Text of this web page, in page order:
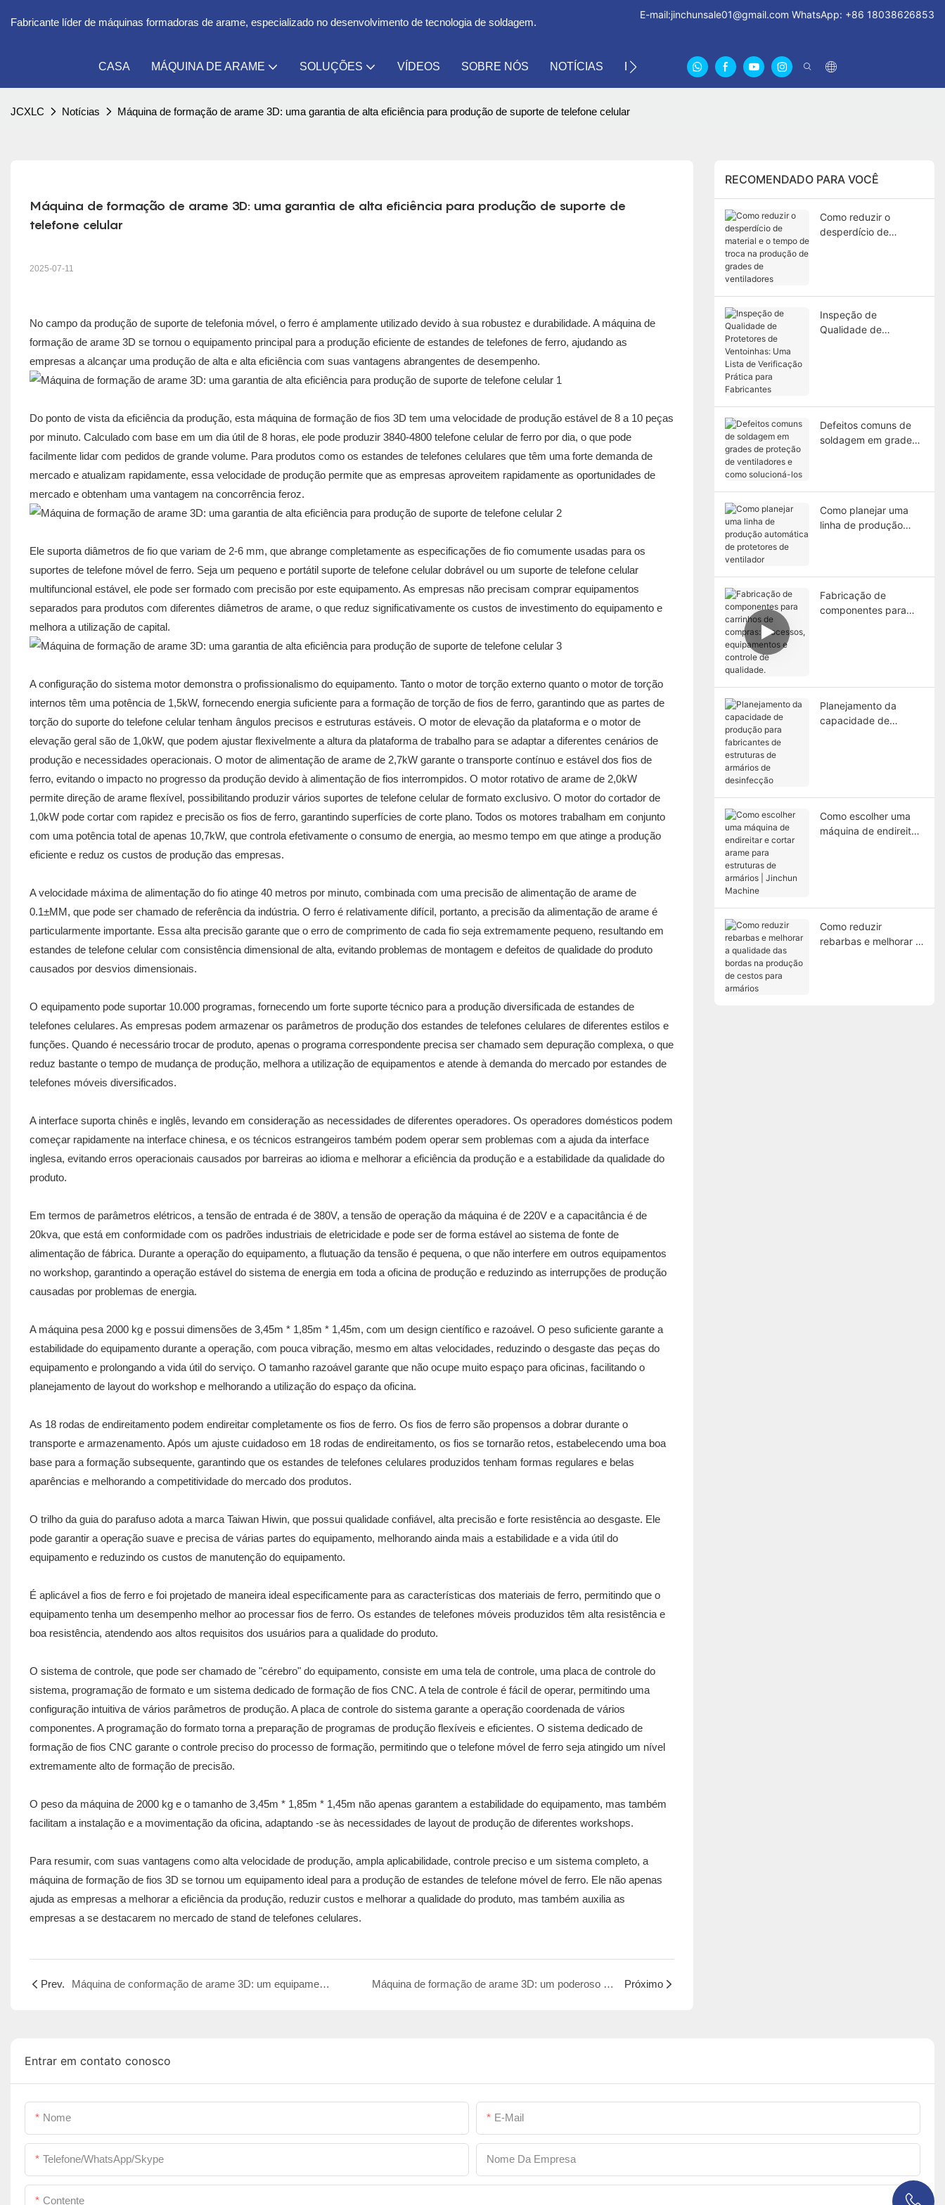
Fabricante líder de máquinas formadoras de arame, especializado no desenvolvimento de tecnologia de soldagem.
E-mail:jinchunsale01@gmail.com WhatsApp: +86 18038626853
CASA MÁQUINA DE ARAME SOLUÇÕES VÍDEOS SOBRE NÓS NOTÍCIAS ENTRE EM CONTATO CONOSCO SOBRE NÓS
JCXLC Notícias Máquina de formação de arame 3D: uma garantia de alta eficiência para produção de suporte de telefone celular
Máquina de formação de arame 3D: uma garantia de alta eficiência para produção de suporte de
telefone celular
2025-07-11
No campo da produção de suporte de telefonia móvel, o ferro é amplamente utilizado devido à sua robustez e durabilidade. A máquina de
formação de arame 3D se tornou o equipamento principal para a produção eficiente de estandes de telefones de ferro, ajudando as
empresas a alcançar uma produção de alta e alta eficiência com suas vantagens abrangentes de desempenho.
Do ponto de vista da eficiência da produção, esta máquina de formação de fios 3D tem uma velocidade de produção estável de 8 a 10 peças
por minuto. Calculado com base em um dia útil de 8 horas, ele pode produzir 3840-4800 telefone celular de ferro por dia, o que pode
facilmente lidar com pedidos de grande volume. Para produtos como os estandes de telefones celulares que têm uma forte demanda de
mercado e atualizam rapidamente, essa velocidade de produção permite que as empresas aproveitem rapidamente as oportunidades de
mercado e obtenham uma vantagem na concorrência feroz.
Ele suporta diâmetros de fio que variam de 2-6 mm, que abrange completamente as especificações de fio comumente usadas para os
suportes de telefone móvel de ferro. Seja um pequeno e portátil suporte de telefone celular dobrável ou um suporte de telefone celular
multifuncional estável, ele pode ser formado com precisão por este equipamento. As empresas não precisam comprar equipamentos
separados para produtos com diferentes diâmetros de arame, o que reduz significativamente os custos de investimento do equipamento e
melhora a utilização de capital.
A configuração do sistema motor demonstra o profissionalismo do equipamento. Tanto o motor de torção externo quanto o motor de torção
internos têm uma potência de 1,5kW, fornecendo energia suficiente para a formação de torção de fios de ferro, garantindo que as partes de
torção do suporte do telefone celular tenham ângulos precisos e estruturas estáveis. O motor de elevação da plataforma e o motor de
elevação geral são de 1,0kW, que podem ajustar flexivelmente a altura da plataforma de trabalho para se adaptar a diferentes cenários de
produção e necessidades operacionais. O motor de alimentação de arame de 2,7kW garante o transporte contínuo e estável dos fios de
ferro, evitando o impacto no progresso da produção devido à alimentação de fios interrompidos. O motor rotativo de arame de 2,0kW
permite direção de arame flexível, possibilitando produzir vários suportes de telefone celular de formato exclusivo. O motor do cortador de
1,0kW pode cortar com rapidez e precisão os fios de ferro, garantindo superfícies de corte plano. Todos os motores trabalham em conjunto
com uma potência total de apenas 10,7kW, que controla efetivamente o consumo de energia, ao mesmo tempo em que atinge a produção
eficiente e reduz os custos de produção das empresas.
A velocidade máxima de alimentação do fio atinge 40 metros por minuto, combinada com uma precisão de alimentação de arame de
0.1±MM, que pode ser chamado de referência da indústria. O ferro é relativamente difícil, portanto, a precisão da alimentação de arame é
particularmente importante. Essa alta precisão garante que o erro de comprimento de cada fio seja extremamente pequeno, resultando em
estandes de telefone celular com consistência dimensional de alta, evitando problemas de montagem e defeitos de qualidade do produto
causados ​​por desvios dimensionais.
O equipamento pode suportar 10.000 programas, fornecendo um forte suporte técnico para a produção diversificada de estandes de
telefones celulares. As empresas podem armazenar os parâmetros de produção dos estandes de telefones celulares de diferentes estilos e
funções. Quando é necessário trocar de produto, apenas o programa correspondente precisa ser chamado sem depuração complexa, o que
reduz bastante o tempo de mudança de produção, melhora a utilização de equipamentos e atende à demanda do mercado por estandes de
telefones móveis diversificados.
A interface suporta chinês e inglês, levando em consideração as necessidades de diferentes operadores. Os operadores domésticos podem
começar rapidamente na interface chinesa, e os técnicos estrangeiros também podem operar sem problemas com a ajuda da interface
inglesa, evitando erros operacionais causados ​​por barreiras ao idioma e melhorar a eficiência da produção e a estabilidade da qualidade do
produto.
Em termos de parâmetros elétricos, a tensão de entrada é de 380V, a tensão de operação da máquina é de 220V e a capacitância é de
20kva, que está em conformidade com os padrões industriais de eletricidade e pode ser de forma estável ao sistema de fonte de
alimentação de fábrica. Durante a operação do equipamento, a flutuação da tensão é pequena, o que não interfere em outros equipamentos
no workshop, garantindo a operação estável do sistema de energia em toda a oficina de produção e reduzindo as interrupções de produção
causadas por problemas de energia.
A máquina pesa 2000 kg e possui dimensões de 3,45m * 1,85m * 1,45m, com um design científico e razoável. O peso suficiente garante a
estabilidade do equipamento durante a operação, com pouca vibração, mesmo em altas velocidades, reduzindo o desgaste das peças do
equipamento e prolongando a vida útil do serviço. O tamanho razoável garante que não ocupe muito espaço para oficinas, facilitando o
planejamento de layout do workshop e melhorando a utilização do espaço da oficina.
As 18 rodas de endireitamento podem endireitar completamente os fios de ferro. Os fios de ferro são propensos a dobrar durante o
transporte e armazenamento. Após um ajuste cuidadoso em 18 rodas de endireitamento, os fios se tornarão retos, estabelecendo uma boa
base para a formação subsequente, garantindo que os estandes de telefones celulares produzidos tenham formas regulares e belas
aparências e melhorando a competitividade do mercado dos produtos.
O trilho da guia do parafuso adota a marca Taiwan Hiwin, que possui qualidade confiável, alta precisão e forte resistência ao desgaste. Ele
pode garantir a operação suave e precisa de várias partes do equipamento, melhorando ainda mais a estabilidade e a vida útil do
equipamento e reduzindo os custos de manutenção do equipamento.
É aplicável a fios de ferro e foi projetado de maneira ideal especificamente para as características dos materiais de ferro, permitindo que o
equipamento tenha um desempenho melhor ao processar fios de ferro. Os estandes de telefones móveis produzidos têm alta resistência e
boa resistência, atendendo aos altos requisitos dos usuários para a qualidade do produto.
O sistema de controle, que pode ser chamado de "cérebro" do equipamento, consiste em uma tela de controle, uma placa de controle do
sistema, programação de formato e um sistema dedicado de formação de fios CNC. A tela de controle é fácil de operar, permitindo uma
configuração intuitiva de vários parâmetros de produção. A placa de controle do sistema garante a operação coordenada de vários
componentes. A programação do formato torna a preparação de programas de produção flexíveis e eficientes. O sistema dedicado de
formação de fios CNC garante o controle preciso do processo de formação, permitindo que o telefone móvel de ferro seja atingido um nível
extremamente alto de formação de precisão.
O peso da máquina de 2000 kg e o tamanho de 3,45m * 1,85m * 1,45m não apenas garantem a estabilidade do equipamento, mas também
facilitam a instalação e a movimentação da oficina, adaptando -se às necessidades de layout de produção de diferentes workshops.
Para resumir, com suas vantagens como alta velocidade de produção, ampla aplicabilidade, controle preciso e um sistema completo, a
máquina de formação de fios 3D se tornou um equipamento ideal para a produção de estandes de telefone móvel de ferro. Ele não apenas
ajuda as empresas a melhorar a eficiência da produção, reduzir custos e melhorar a qualidade do produto, mas também auxilia as
empresas a se destacarem no mercado de stand de telefones celulares.
Prev. Máquina de conformação de arame 3D: um equipamento inovador que está remodelando o padrão de produção de suportes para porta-retratos de mesa. Máquina de formação de arame 3D: um poderoso assistente na produção de armações de assento de arame de ferro ao ar livre Próximo
RECOMENDADO PARA VOCÊ
Como reduzir o
desperdício de
Inspeção de
Qualidade de
Defeitos comuns de
soldagem em grades
Como planejar uma
linha de produção
Fabricação de
componentes para
Planejamento da
capacidade de
Como escolher uma
máquina de endireitar
Como reduzir
rebarbas e melhorar a
Entrar em contato conosco
Nome E-Mail
Telefone/WhatsApp/Skype Nome Da Empresa
Contente